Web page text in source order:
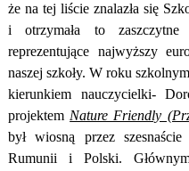
że na tej liście znalazła się
i otrzymała to zaszczytne
reprezentujące najwyższy
naszej szkoły. W roku
kierunkiem nauczycielki-
projektem Nature Friendly
był wiosną przez
Rumunii i Polski.